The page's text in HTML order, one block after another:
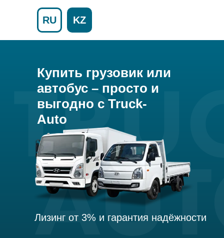
KZ
RU
Купить грузовик или
автобус – просто и
выгодно с Truck-
Auto
Лизинг от 3% и гарантия надёжности
Сервис